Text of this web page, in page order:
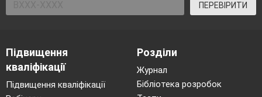
ПЕРЕВІРИТИ
Підвищення
кваліфікації
Підвищення кваліфікації
Розділи
Журнал
Бібліотека розробок